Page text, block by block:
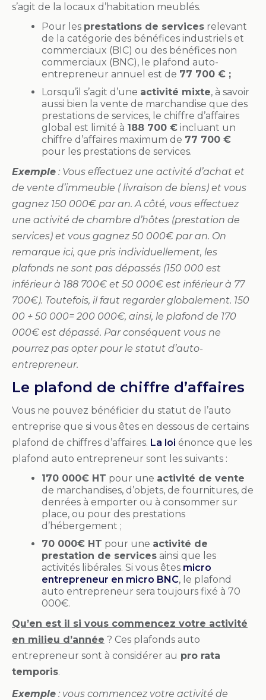
s’agit de la locaux d’habitation meublés.
Pour les prestations de services relevant
de la catégorie des bénéfices industriels et
commerciaux (BIC) ou des bénéfices non
commerciaux (BNC), le plafond auto-
entrepreneur annuel est de 77 700 € ;
Lorsqu’il s’agit d’une activité mixte, à savoir
aussi bien la vente de marchandise que des
prestations de services, le chiffre d’affaires
global est limité à 188 700 € incluant un
chiffre d’affaires maximum de 77 700 €
pour les prestations de services.
Exemple : Vous effectuez une activité d’achat et
de vente d’immeuble ( livraison de biens) et vous
gagnez 150 000€ par an. A côté, vous effectuez
une activité de chambre d’hôtes (prestation de
services) et vous gagnez 50 000€ par an. On
remarque ici, que pris individuellement, les
plafonds ne sont pas dépassés (150 000 est
inférieur à 188 700€ et 50 000€ est inférieur à 77
700€). Toutefois, il faut regarder globalement. 150
00 + 50 000= 200 000€, ainsi, le plafond de 170
000€ est dépassé. Par conséquent vous ne
pourrez pas opter pour le statut d’auto-
entrepreneur.
Le plafond de chiffre d’affaires
Vous ne pouvez bénéficier du statut de l’auto
entreprise que si vous êtes en dessous de certains
plafond de chiffres d’affaires. La loi énonce que les
plafond auto entrepreneur sont les suivants :
170 000€ HT pour une activité de vente
de marchandises, d’objets, de fournitures, de
denrées à emporter ou à consommer sur
place, ou pour des prestations
d’hébergement ;
70 000€ HT pour une activité de
prestation de services ainsi que les
activités libérales. Si vous êtes micro
entrepreneur en micro BNC, le plafond
auto entrepreneur sera toujours fixé à 70
000€.
Qu’en est il si vous commencez votre activité
en milieu d’année ? Ces plafonds auto
entrepreneur sont à considérer au pro rata
temporis.
Exemple : vous commencez votre activité de